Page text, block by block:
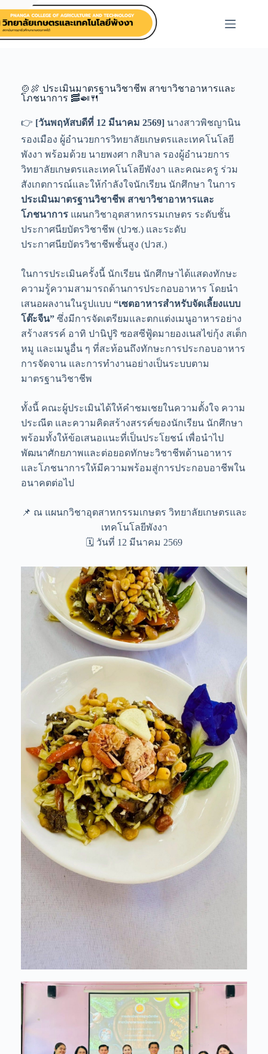
🍲🍖 ประเมินมาตรฐานวิชาชีพ สาขาวิชาอาหารและ
โภชนาการ 🥓🍛🍴
👉 [วันพฤหัสบดีที่ 12 มีนาคม 2569] นางสาวพิชญานิน
รองเมือง ผู้อำนวยการวิทยาลัยเกษตรและเทคโนโลยี
พังงา พร้อมด้วย นายพงศา กสิบาล รองผู้อำนวยการ
วิทยาลัยเกษตรและเทคโนโลยีพังงา และคณะครู ร่วม
สังเกตการณ์และให้กำลังใจนักเรียน นักศึกษา ในการ
ประเมินมาตรฐานวิชาชีพ สาขาวิชาอาหารและ
โภชนาการ แผนกวิชาอุตสาหกรรมเกษตร ระดับชั้น
ประกาศนียบัตรวิชาชีพ (ปวช.) และระดับ
ประกาศนียบัตรวิชาชีพชั้นสูง (ปวส.)
ในการประเมินครั้งนี้ นักเรียน นักศึกษาได้แสดงทักษะ
ความรู้ความสามารถด้านการประกอบอาหาร โดยนำ
เสนอผลงานในรูปแบบ “เซตอาหารสำหรับจัดเลี้ยงแบบ
โต๊ะจีน” ซึ่งมีการจัดเตรียมและตกแต่งเมนูอาหารอย่าง
สร้างสรรค์ อาทิ ปานิปูริ ซอสซีฟู้ดมายองเนสไข่กุ้ง สเต็ก
หมู และเมนูอื่น ๆ ที่สะท้อนถึงทักษะการประกอบอาหาร
การจัดจาน และการทำงานอย่างเป็นระบบตาม
มาตรฐานวิชาชีพ
ทั้งนี้ คณะผู้ประเมินได้ให้คำชมเชยในความตั้งใจ ความ
ประณีต และความคิดสร้างสรรค์ของนักเรียน นักศึกษา
พร้อมทั้งให้ข้อเสนอแนะที่เป็นประโยชน์ เพื่อนำไป
พัฒนาศักยภาพและต่อยอดทักษะวิชาชีพด้านอาหาร
และโภชนาการให้มีความพร้อมสู่การประกอบอาชีพใน
อนาคตต่อไป
📌 ณ แผนกวิชาอุตสาหกรรมเกษตร วิทยาลัยเกษตรและ
เทคโนโลยีพังงา
🗓️ วันที่ 12 มีนาคม 2569